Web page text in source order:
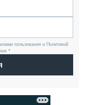
пользования и Политикой
*